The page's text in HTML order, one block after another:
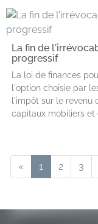
La fin de
progressif
La loi de finances
l'option choisie par
l'impôt sur le revenu
capitaux mobiliers et
« 1 2 3